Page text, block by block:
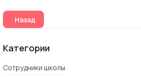
Предыдущий: Поздравляем с Днём
Назад
Категории
Сотрудники школы